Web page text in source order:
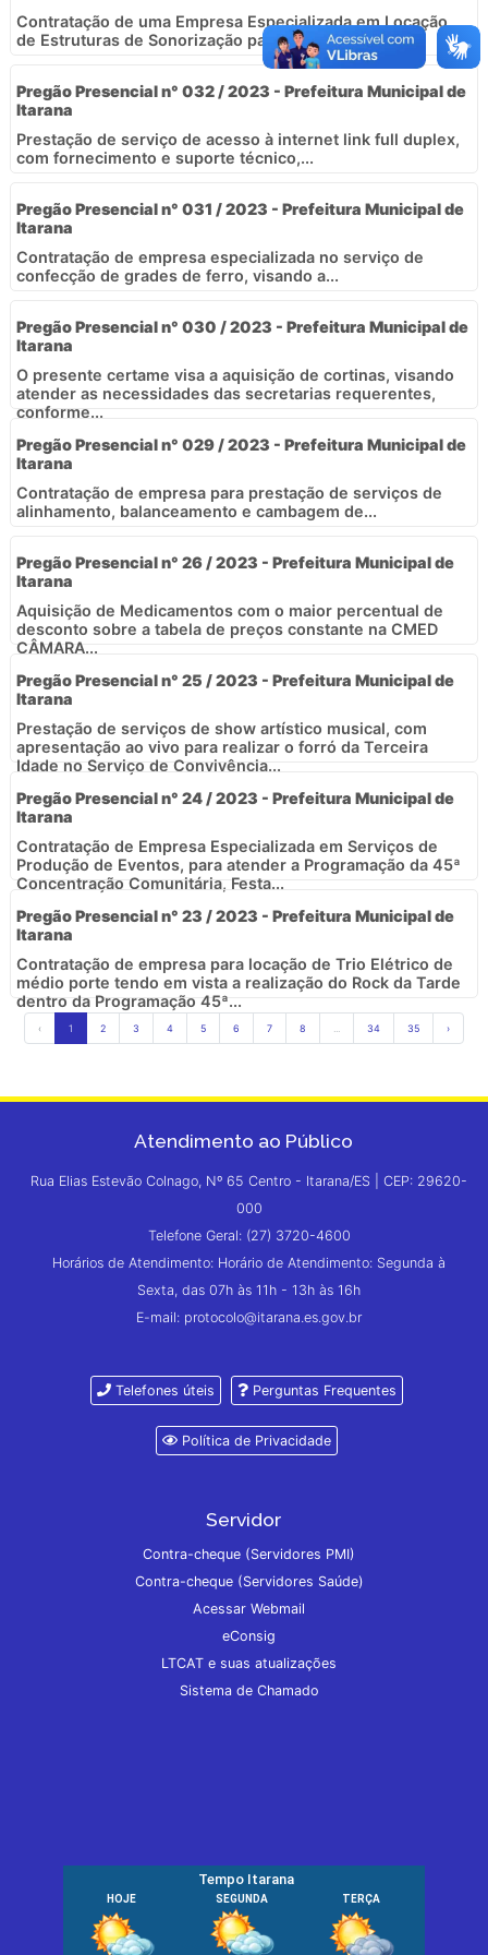
Contratação de uma Empresa Especializada em Locação
de Estruturas de Sonorização para atender o...
Pregão Presencial n° 032 / 2023 - Prefeitura Municipal de
Itarana
Prestação de serviço de acesso à internet link full duplex,
com fornecimento e suporte técnico,...
Pregão Presencial n° 031 / 2023 - Prefeitura Municipal de
Itarana
Contratação de empresa especializada no serviço de
confecção de grades de ferro, visando a...
Pregão Presencial n° 030 / 2023 - Prefeitura Municipal de
Itarana
O presente certame visa a aquisição de cortinas, visando
atender as necessidades das secretarias requerentes,
conforme...
Pregão Presencial n° 029 / 2023 - Prefeitura Municipal de
Itarana
Contratação de empresa para prestação de serviços de
alinhamento, balanceamento e cambagem de...
Pregão Presencial n° 26 / 2023 - Prefeitura Municipal de
Itarana
Aquisição de Medicamentos com o maior percentual de
desconto sobre a tabela de preços constante na CMED 
CÂMARA...
Pregão Presencial n° 25 / 2023 - Prefeitura Municipal de
Itarana
Prestação de serviços de show artístico musical, com
apresentação ao vivo para realizar o forró da Terceira
Idade no Serviço de Convivência...
Pregão Presencial n° 24 / 2023 - Prefeitura Municipal de
Itarana
Contratação de Empresa Especializada em Serviços de
Produção de Eventos, para atender a Programação da 45ª
Concentração Comunitária, Festa...
Pregão Presencial n° 23 / 2023 - Prefeitura Municipal de
Itarana
Contratação de empresa para locação de Trio Elétrico de
médio porte tendo em vista a realização do Rock da Tarde
dentro da Programação 45ª...
‹ 1 2 3 4 5 6 7 8 34 35 ›
Atendimento ao Público
Rua Elias Estevão Colnago, Nº 65 Centro - Itarana/ES | CEP: 29620-
000
Telefone Geral: (27) 3720-4600
Horários de Atendimento: Horário de Atendimento: Segunda à
Sexta, das 07h às 11h - 13h às 16h
E-mail: protocolo@itarana.es.gov.br
Telefones úteis Perguntas Frequentes
Política de Privacidade
Servidor
Contra-cheque (Servidores PMI)
Contra-cheque (Servidores Saúde)
Acessar Webmail
eConsig
LTCAT e suas atualizações
Sistema de Chamado